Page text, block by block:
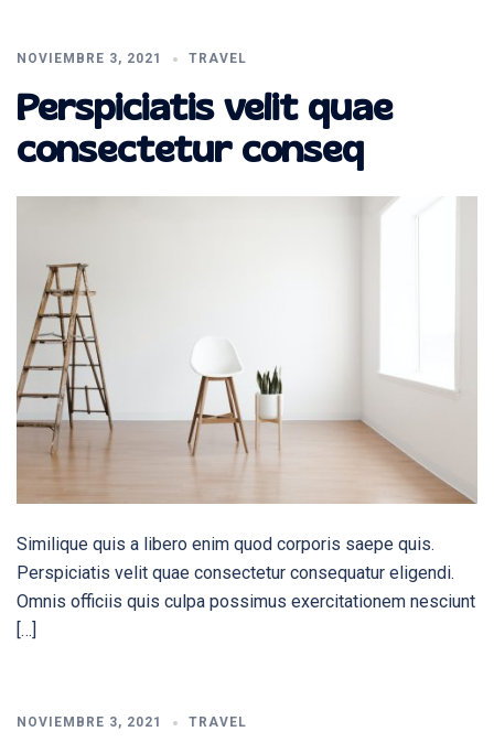
NOVIEMBRE 3, 2021 TRAVEL
Perspiciatis velit quae
consectetur conseq
Similique quis a libero enim quod corporis saepe quis.
Perspiciatis velit quae consectetur consequatur eligendi.
Omnis officiis quis culpa possimus exercitationem nesciunt
[…]
NOVIEMBRE 3, 2021 TRAVEL